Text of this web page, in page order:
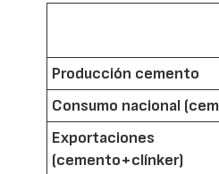
Producción cemento
Consumo nacional
Exportaciones
(cemento+clínker)